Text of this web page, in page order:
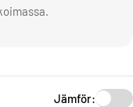
Jämför: